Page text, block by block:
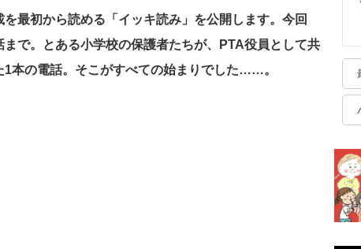
最初から読める「イッキ読み」を公開します。今回
で。とある小学校の保護者たちが、PTA役員として共
本の電話。そこがすべての始まりでした……。